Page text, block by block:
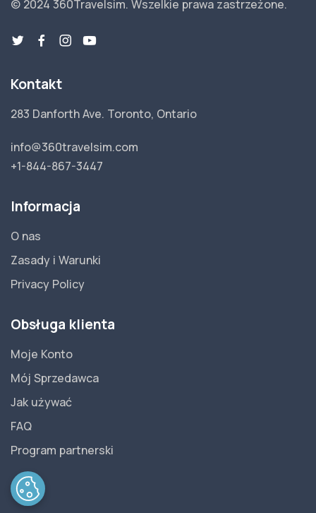
© 2024 360Travelsim. Wszelkie prawa zastrzeżone.
Kontakt
283 Danforth Ave. Toronto, Ontario
info@360travelsim.com
+1-844-867-3447
Informacja
O nas
Zasady i Warunki
Privacy Policy
Obsługa klienta
Moje Konto
Mój Sprzedawca
Jak używać
FAQ
Program partnerski